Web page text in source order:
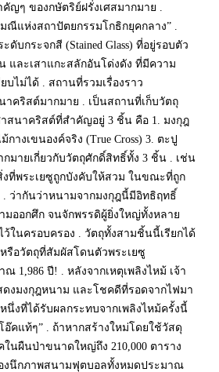
ญๆ ของกษัตริย์ฝรั่งเศสมากมาย .
ณีแห่งสถาปัตยกรรมโกธิกยุคกลาง” .
ดับกระจกสี (Stained Glass) ที่อยู่รอบตัว
และเสาแกะสลักอันโด่งดัง ที่มีความ
บไม่ได้ . สถานที่รวมเรื่องราว
าคริสต์มากมาย . เป็นสถานที่เก็บวัตถุ
าสนาคริสต์ที่สำคัญอยู่ 3 ชิ้น คือ 1. มงกุฎ
กางเขนองค์จริง (True Cross) 3. ตะปู
กมายเกี่ยวกับวัตถุศักดิ์สิทธิ์ทั้ง 3 ชิ้น . เช่น
ที่พระเยซูถูกบังคับให้สวม ในขณะที่ถูก
. ว่ากันว่าหนามจากมงกุฎนี้มีอิทธิฤทธิ์
มออกศึก จนจักพรรดิผู้ยิ่งใหญ่ทั้งหลาย
ในครอบครอง . วัตถุทั้งสามชิ้นนี้เรียกได้
หรือวัตถุที่สัมผัสโดนตัวพระเยซู
ณ 1,986 ปี! . หลังจากเหตุเพลิงไหม้ เจ้า
งมงกุฎหนาม และโชคดีที่รอดจากไฟมา
นึ่งที่ได้รับผลกระทบจากเพลิงไหม้ครั้งนี้
อ๊คแท้ๆ” . ถ้าหากสร้างใหม่โดยใช้วัสดุ
ในผืนป่าขนาดใหญ่ถึง 210,000 ตาราง
งนึกภาพสนามฟุตบอลทั้งหมดประมาณ